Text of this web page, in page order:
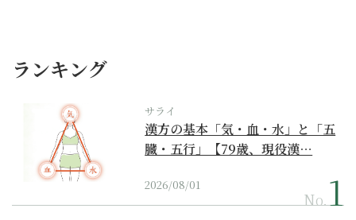
ランキング
サライ
漢方の基本「気・血・水」と「五
臓・五行」【79歳、現役漢…
2026/08/01
No.